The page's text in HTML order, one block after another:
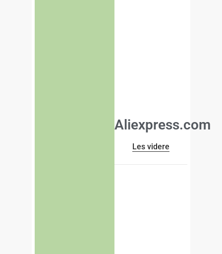
Aliexpress.com
Les videre